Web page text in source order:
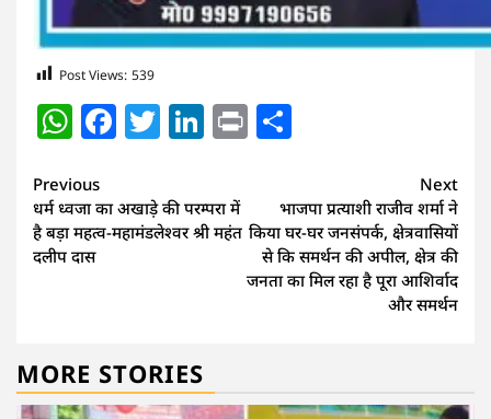
Post Views: 539
WhatsApp
Facebook
Twitter
LinkedIn
Print
Continue
Reading
Previous
धर्म ध्वजा का अखाड़े की परम्परा में
है बड़ा महत्व-महामंडलेश्वर श्री महंत
दलीप दास
Next
भाजपा प्रत्याशी राजीव शर्मा ने
किया घर-घर जनसंपर्क, क्षेत्रवासियों
से कि समर्थन की अपील, क्षेत्र की
जनता का मिल रहा है पूरा आशिर्वाद
और समर्थन
MORE STORIES